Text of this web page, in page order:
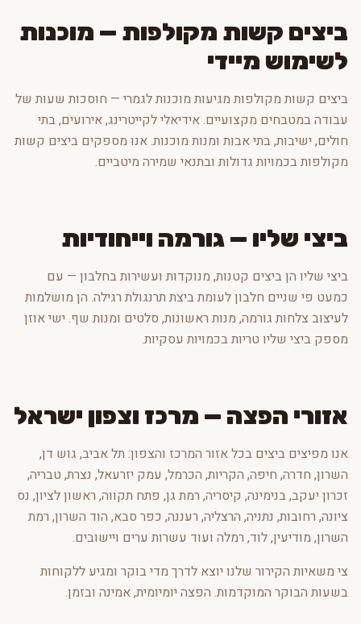
ביצים קשות מקולפות — מוכנות
לשימוש מיידי
ביצים קשות מקולפות מגיעות מוכנות לגמרי — חוסכות שעות של
עבודה במטבחים מקצועיים. אידיאלי לקייטרינג, אירועים, בתי
חולים, ישיבות, בתי אבות ומנות מוכנות. אנו מספקים ביצים קשות
מקולפות בכמויות גדולות ובתנאי שמירה מיטביים.
ביצי שליו — גורמה וייחודיות
ביצי שליו הן ביצים קטנות, מנוקדות ועשירות בחלבון — עם
כמעט פי שניים חלבון לעומת ביצת תרנגולת רגילה. הן מושלמות
לעיצוב צלחות גורמה, מנות ראשונות, סלטים ומנות שף. ישי אוזן
מספק ביצי שליו טריות בכמויות עסקיות.
אזורי הפצה — מרכז וצפון ישראל
אנו מפיצים ביצים בכל אזור המרכז והצפון: תל אביב, גוש דן,
השרון, חדרה, חיפה, הקריות, הכרמל, עמק יזרעאל, נצרת, טבריה,
זכרון יעקב, בנימינה, קיסריה, רמת גן, פתח תקווה, ראשון לציון, נס
ציונה, רחובות, נתניה, הרצליה, רעננה, כפר סבא, הוד השרון, רמת
השרון, מודיעין, לוד, רמלה ועוד עשרות ערים ויישובים.
צי משאיות הקירור שלנו יוצא לדרך מדי בוקר ומגיע ללקוחות
בשעות הבוקר המוקדמות. הפצה יומיומית, אמינה ובזמן.